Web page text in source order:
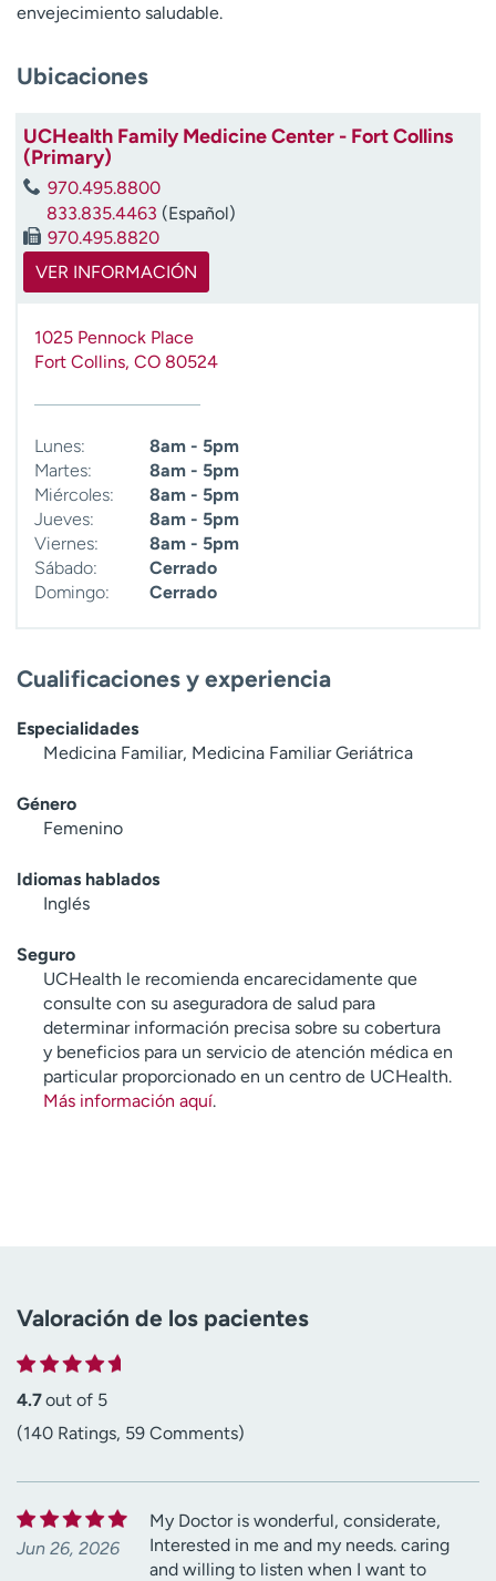
envejecimiento saludable.
Ubicaciones
UCHealth Family Medicine Center - Fort Collins
(Primary)
970.495.8800
833.835.4463 (Español)
970.495.8820
VER INFORMACIÓN
1025 Pennock Place
Fort Collins, CO 80524
Lunes:
8am - 5pm
Martes:
8am - 5pm
Miércoles:
8am - 5pm
Jueves:
8am - 5pm
Viernes:
8am - 5pm
Sábado:
Cerrado
Domingo:
Cerrado
Cualificaciones y experiencia
Especialidades
Medicina Familiar, Medicina Familiar Geriátrica
Género
Femenino
Idiomas hablados
Inglés
Seguro
UCHealth le recomienda encarecidamente que
consulte con su aseguradora de salud para
determinar información precisa sobre su cobertura
y beneficios para un servicio de atención médica en
particular proporcionado en un centro de UCHealth.
Más información aquí.
Valoración de los pacientes
4.7out of 5
(140 Ratings, 59 Comments)
Jun 26, 2026
My Doctor is wonderful, considerate,
Interested in me and my needs. caring
and willing to listen when I want to